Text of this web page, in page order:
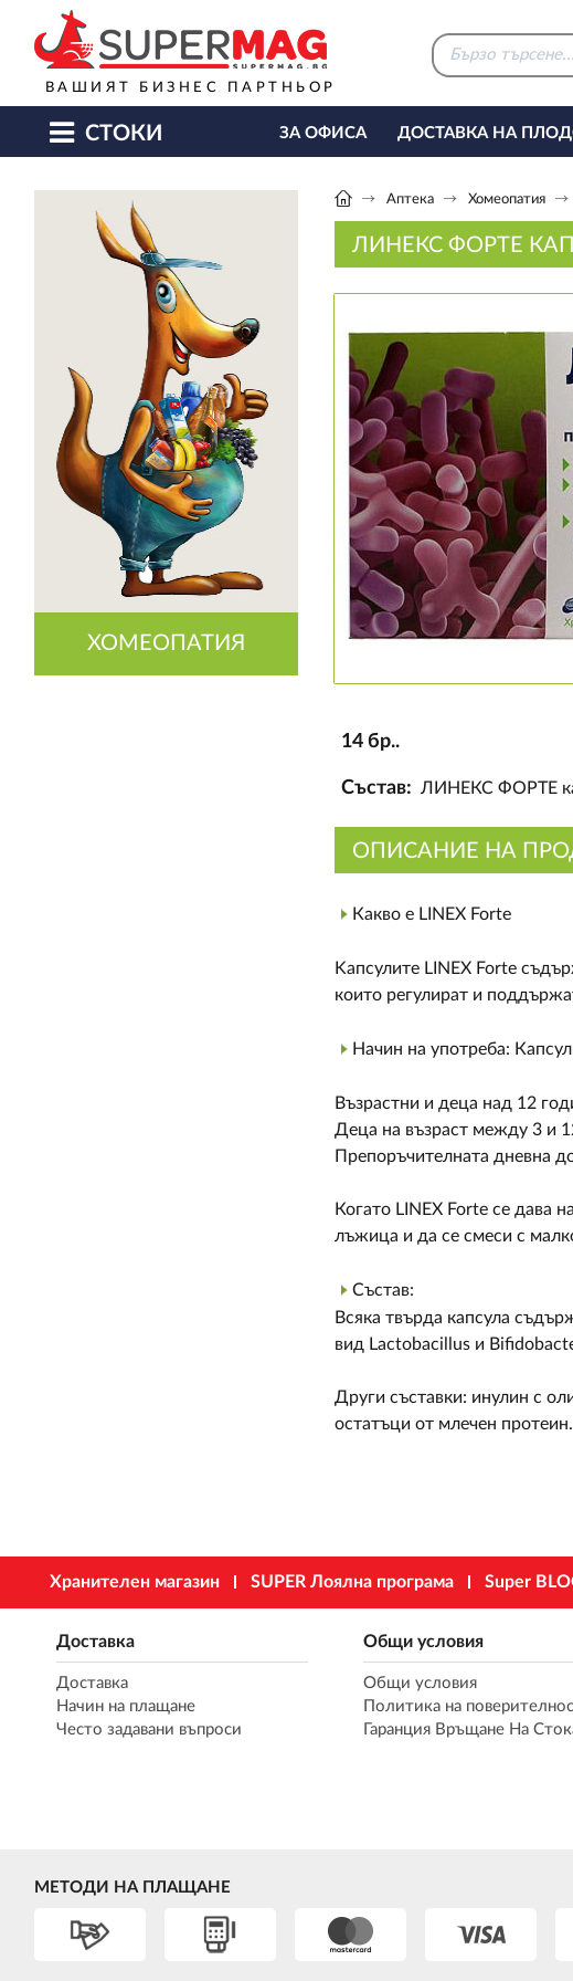
ВАШИЯТ БИЗНЕС ПАРТНЬОР
СТОКИ ЗА ОФИСА ДОСТАВКА НА
ХОМЕОПАТИЯ
Аптека Хомеопатия
ЛИНЕКС ФОРТЕ
14 бр..
Състав: ЛИНЕКС ФОРТЕ
ОПИСАНИЕ НА
Какво е LINEX Forte
Kапсулите LINEX Forte
които регулират и
Начин на употреба:
Възрастни и деца над 12
Деца на възраст между 3 и
Препоръчителната дневна
Когато LINEX Forte се дава
лъжица и да се смеси с
Състав:
Всяка твърда капсула
вид Lactobacillus и
Други съставки: инулин с
остатъци от млечен протеин.
Хранителен магазин SUPER Лоялна програма Super
Доставка
Доставка
Начин на плащане
Често задавани въпроси
Общи условия
Общи условия
Политика на
Гаранция Връщане На
МЕТОДИ НА ПЛАЩАНЕ